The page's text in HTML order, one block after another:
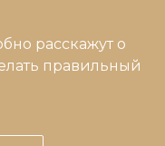
расскажут о
правильный